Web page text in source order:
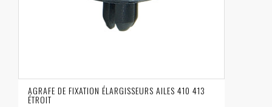
AGRAFE DE FIXATION ÉLARGISSEURS AILES 410 413
ÉTROIT